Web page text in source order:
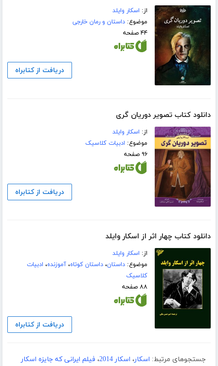
از: اسکار وایلد
موضوع:داستان و رمان خارجی
۴۴ صفحه
دریافت از کتابراه
دانلود کتاب تصویر دوریان گری
از: اسکار وایلد
موضوع: ادبیات کلاسیک
۹۶ صفحه
دریافت از کتابراه
دانلود کتاب چهار اثر از اسکار وایلد
از: اسکار وایلد
موضوع:داستان،داستان کوتاه،آموزنده، ادبیات
کلاسیک
۸۸ صفحه
دریافت از کتابراه
جستجوهای مرتبط: اسکار، اسکار 2014 ، فیلم ایرانی که جایزه اسکار